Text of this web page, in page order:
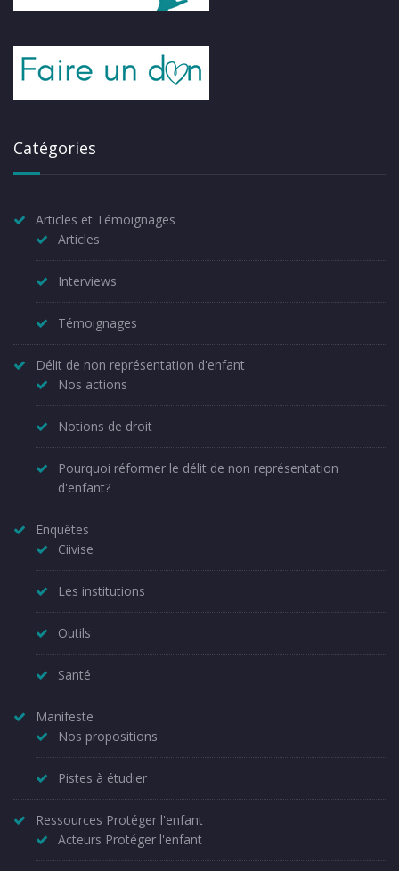
Catégories
Articles et Témoignages
Articles
Interviews
Témoignages
Délit de non représentation d'enfant
Nos actions
Notions de droit
Pourquoi réformer le délit de non représentation
d'enfant?
Enquêtes
Ciivise
Les institutions
Outils
Santé
Manifeste
Nos propositions
Pistes à étudier
Ressources Protéger l'enfant
Acteurs Protéger l'enfant